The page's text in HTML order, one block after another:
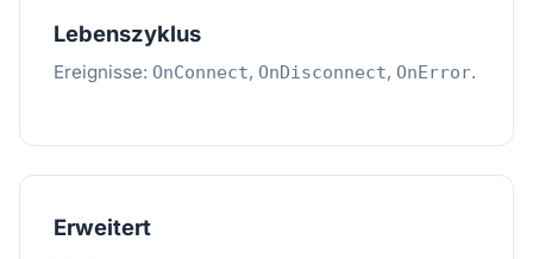
Lebenszyklus
Ereignisse: OnConnect, OnDisconnect, OnError.
Erweitert